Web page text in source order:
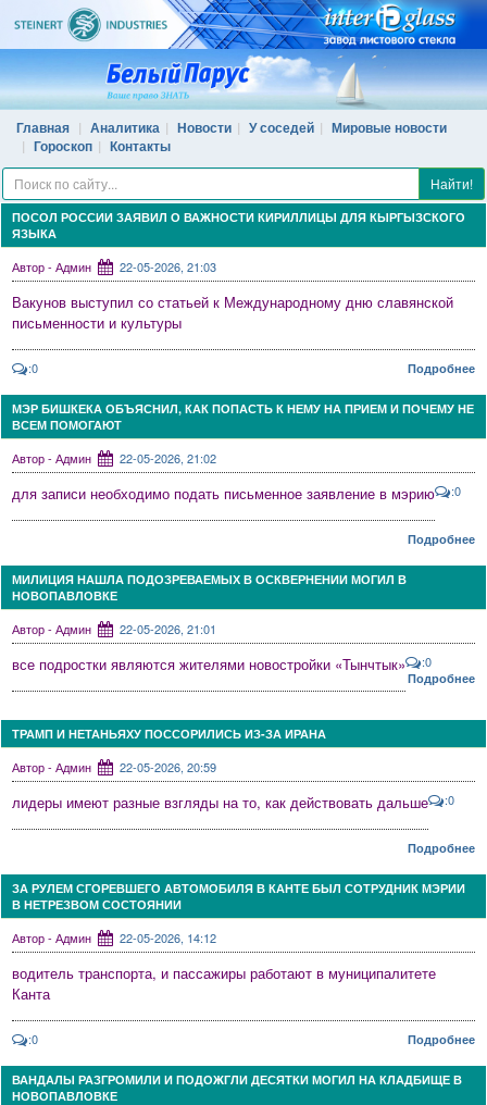
Главная Аналитика Новости У соседей
Мировые новости
Гороскоп
Контакты
Найти!
ПОСОЛ РОССИИ ЗАЯВИЛ О ВАЖНОСТИ КИРИЛЛИЦЫ ДЛЯ КЫРГЫЗСКОГО
ЯЗЫКА
Автор - Админ 22-05-2026, 21:03
Вакунов выступил со статьей к Международному дню славянской
письменности и культуры
:0 Подробнее
МЭР БИШКЕКА ОБЪЯСНИЛ, КАК ПОПАСТЬ К НЕМУ НА ПРИЕМ И ПОЧЕМУ НЕ
ВСЕМ ПОМОГАЮТ
Автор - Админ 22-05-2026, 21:02
для записи необходимо подать письменное заявление в мэрию :0
Подробнее
МИЛИЦИЯ НАШЛА ПОДОЗРЕВАЕМЫХ В ОСКВЕРНЕНИИ МОГИЛ В
НОВОПАВЛОВКЕ
Автор - Админ 22-05-2026, 21:01
все подростки являются жителями новостройки «Тынчтык» :0
Подробнее
ТРАМП И НЕТАНЬЯХУ ПОССОРИЛИСЬ ИЗ-ЗА ИРАНА
Автор - Админ 22-05-2026, 20:59
лидеры имеют разные взгляды на то, как действовать дальше :0
Подробнее
ЗА РУЛЕМ СГОРЕВШЕГО АВТОМОБИЛЯ В КАНТЕ БЫЛ СОТРУДНИК МЭРИИ
В НЕТРЕЗВОМ СОСТОЯНИИ
Автор - Админ 22-05-2026, 14:12
водитель транспорта, и пассажиры работают в муниципалитете
Канта
:0 Подробнее
ВАНДАЛЫ РАЗГРОМИЛИ И ПОДОЖГЛИ ДЕСЯТКИ МОГИЛ НА КЛАДБИЩЕ В
НОВОПАВЛОВКЕ